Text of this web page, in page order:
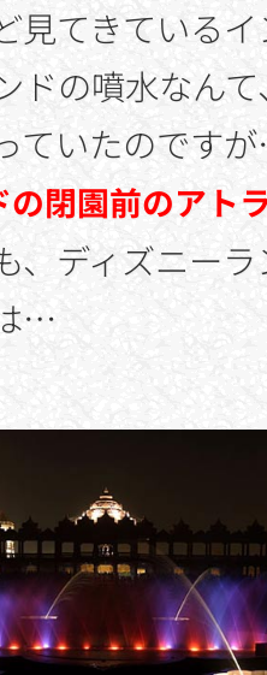
見てきている
ドの噴水なん
ていたのです
閉園前のアト
、ディズニー
…